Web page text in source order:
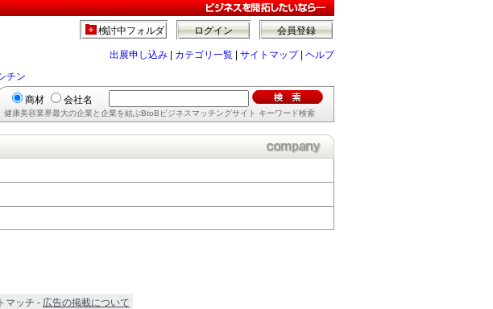
会員登録
ログイン
検討中フォルダ
出展申し込み カテゴリ一覧 サイトマップ| ヘルプ
チン
商材 会社名
健康美容業界最大の企業と企業を結ぶBtoBビジネスマッチングサイト キーワード検索
マッチ - 広告の掲載について